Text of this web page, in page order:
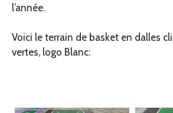
l’année.
Voici le terrain de basket en dalles
vertes, logo Blanc: